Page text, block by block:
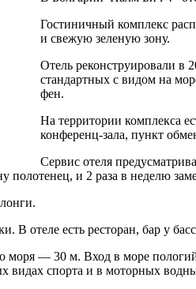
Гостиничный комплекс
и свежую зеленую зону.
Отель реконструировали в
стандартных с видом на
фен.
На территории комплекса
конференц-зала, пункт
Сервис отеля
и 2 раза в неделю
В отеле есть ресторан, бар у
моря — 30 м. Вход в море
видах спорта и в моторных